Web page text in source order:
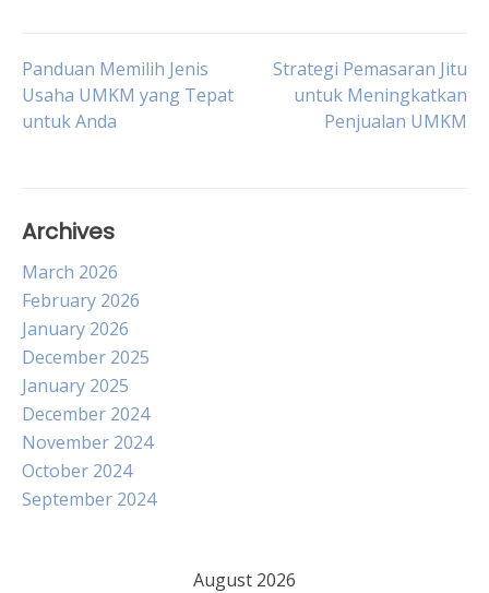
Post
navigation
Panduan Memilih Jenis
Usaha UMKM yang Tepat
untuk Anda
Strategi Pemasaran Jitu
untuk Meningkatkan
Penjualan UMKM
Archives
March 2026
February 2026
January 2026
December 2025
January 2025
December 2024
November 2024
October 2024
September 2024
August 2026